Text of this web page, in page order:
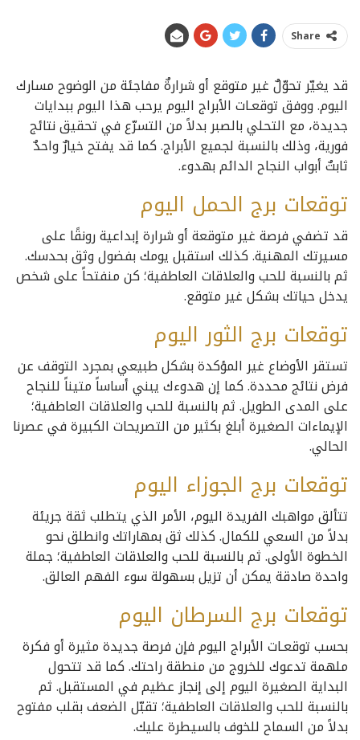
Share
قد يغيّر تحوّلٌ غير متوقع أو شرارةٌ مفاجئة من الوضوح مسارك
اليوم. ووفق توقعـات الأبراج اليوم يرحب هذا اليوم ببدايات
جديدة، مع التحلي بالصبر بدلاً من التسرّع في تحقيق نتائج
فورية، وذلك بالنسبة لجميع الأبراج. كما قد يفتح خيارٌ واحدٌ
ثابتٌ أبواب النجاح الدائم بهدوء.
توقعات برج الحمل اليوم
قد تضفي فرصة غير متوقعة أو شرارة إبداعية رونقًا على
مسيرتك المهنية. كذلك استقبل يومك بفضول وثق بحدسك.
ثم بالنسبة للحب والعلاقات العاطفية؛ كن منفتحاً على شخص
يدخل حياتك بشكل غير متوقع.
توقعات برج الثور اليوم
تستقر الأوضاع غير المؤكدة بشكل طبيعي بمجرد التوقف عن
فرض نتائج محددة. كما إن هدوءك يبني أساساً متيناً للنجاح
على المدى الطويل. ثم بالنسبة للحب والعلاقات العاطفية؛
الإيماءات الصغيرة أبلغ بكثير من التصريحات الكبيرة في عصرنا
الحالي.
توقعات برج الجوزاء اليوم
تتألق مواهبك الفريدة اليوم، الأمر الذي يتطلب ثقة جريئة
بدلاً من السعي للكمال. كذلك ثق بمهاراتك وانطلق نحو
الخطوة الأولى. ثم بالنسبة للحب والعلاقات العاطفية؛ جملة
واحدة صادقة يمكن أن تزيل بسهولة سوء الفهم العالق.
توقعات برج السرطان اليوم
بحسب توقعـات الأبراج اليوم فإن فرصة جديدة مثيرة أو فكرة
ملهمة تدعوك للخروج من منطقة راحتك. كما قد تتحول
البداية الصغيرة اليوم إلى إنجاز عظيم في المستقبل. ثم
بالنسبة للحب والعلاقات العاطفية؛ تقبّل الضعف بقلب مفتوح
بدلاً من السماح للخوف بالسيطرة عليك.